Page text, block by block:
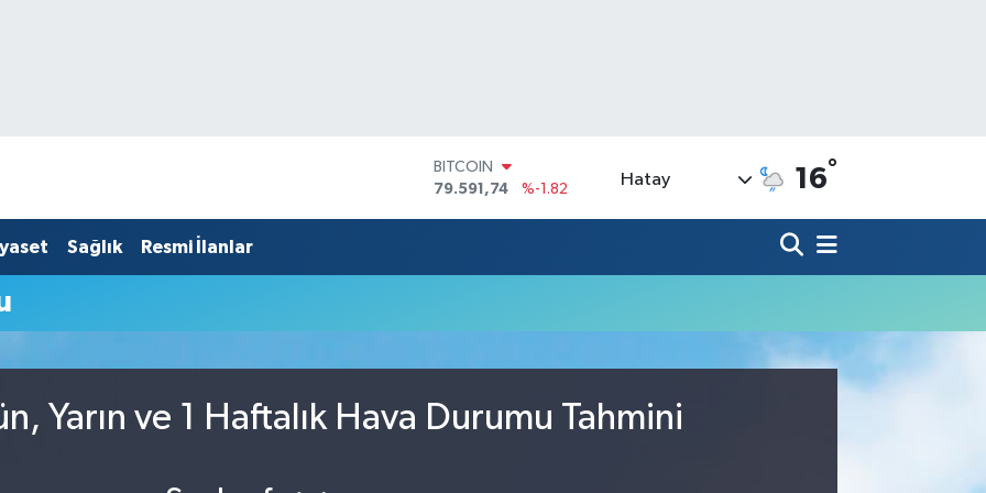
DOLAR
45,43620
%0.02
Hatay 16°
Sağlık Resmi İlanlar
Yarın ve 1 Haftalık Hava Durumu Tahmini